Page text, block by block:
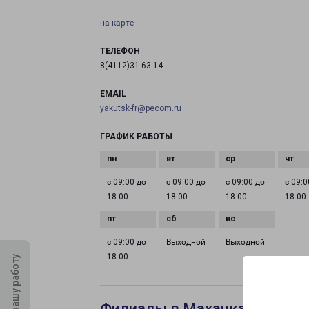
на карте
ТЕЛЕФОН
8(4112)31-63-14
EMAIL
yakutsk-fr@pecom.ru
ГРАФИК РАБОТЫ
с 09:00 до
18:00
с 09:00 до
18:00
с 09:00 до
18:00
с
18:00
с 09:00 до
18:00
Выходной Выходной